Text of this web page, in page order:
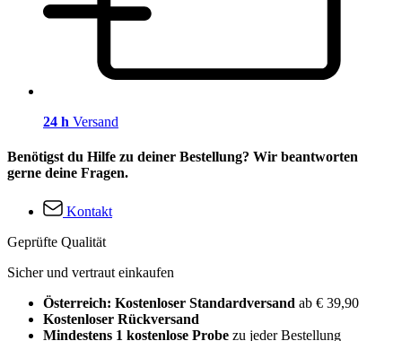
24 h Versand
Benötigst du Hilfe zu deiner Bestellung? Wir beantworten
gerne deine Fragen.
Kontakt
Geprüfte Qualität
Sicher und vertraut einkaufen
Österreich: Kostenloser Standardversand ab € 39,90
Kostenloser Rückversand
Mindestens 1 kostenlose Probe zu jeder Bestellung